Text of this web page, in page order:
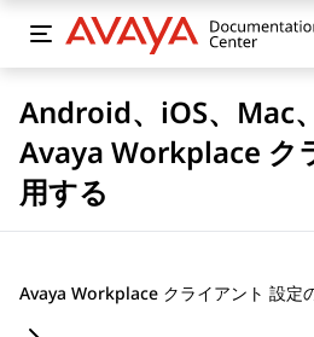
Android、iOS、Mac
Avaya Workplace ク
用する
Avaya Workplace クライアント 設定